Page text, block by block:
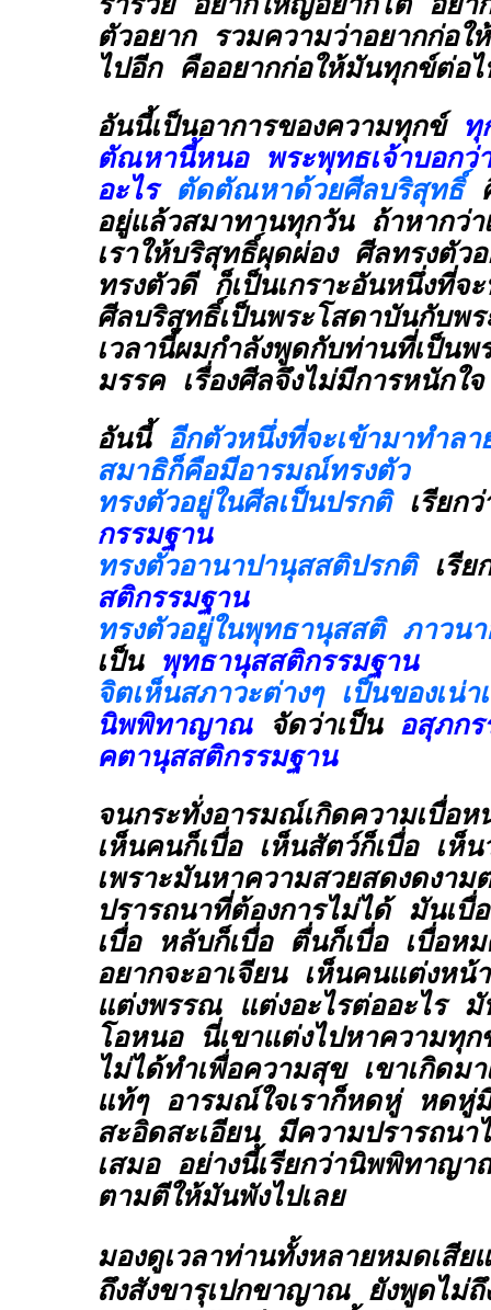
ร่ำรวย อยากใหญ่อยากโต อยา
ตัวอยาก รวมความว่าอยากก่อใ
ไปอีก คืออยากก่อให้มันทุกข์ต่อไ
อันนี้เป็นอาการของความทุกข์ ทุ
ตัณหานี้หนอ พระพุทธเจ้าบอกว่
อะไร
ตัดตัณหาด้วยศีลบริสุทธิ์ศี
อยู่แล้วสมาทานทุกวัน ถ้าหากว่า
เราให้บริสุทธิ์ผุดผ่อง ศีลทรงตัว
ทรงตัวดี ก็เป็นเกราะอันหนึ่งที่จ
ศีลบริสุทธิ์เป็นพระโสดาบันกับพ
เวลานี้ผมกำลังพูดกับท่านที่เป็นพ
มรรค เรื่องศีลจึงไม่มีการหนักใจ
อันนี้ อีกตัวหนึ่งที่จะเข้ามาทำล
สมาธิก็คือมีอารมณ์ทรงตัว
ทรงตัวอยู่ในศีลเป็นปรกติเรียก
กรรมฐาน
ทรงตัวอานาปานุสสติปรกติเรีย
สติกรรมฐาน
ทรงตัวอยู่ในพุทธานุสสติ ภาวนา
เป็น พุทธานุสสติกรรมฐาน
จิตเห็นสภาวะต่างๆ เป็นของเน่า
นิพพิทาญาณจัดว่าเป็น อสุภก
คตานุสสติกรรมฐาน
จนกระทั่งอารมณ์เกิดความเบื่อห
เห็นคนก็เบื่อ เห็นสัตว์ก็เบื่อ เห็น
เพราะมันหาความสวยสดงดงาม
ปรารถนาที่ต้องการไม่ได้ มันเ
เบื่อ หลับก็เบื่อ ตื่นก็เบื่อ เบื่อห
อยากจะอาเจียน เห็นคนแต่งหน้
แต่งพรรณ แต่งอะไรต่ออะไร มั
โอหนอ นี่เขาแต่งไปหาความทุ
ไม่ได้ทำเพื่อความสุข เขาเกิดม
แท้ๆ อารมณ์ใจเราก็หดหู่ หดหู่
สะอิดสะเอียน มีความปรารถนา
เสมอ อย่างนี้เรียกว่านิพพิทาญา
ตามตีให้มันพังไปเลย
มองดูเวลาท่านทั้งหลายหมดเสี
ถึงสังขารุเปกขาญาณ ยังพูดไม่